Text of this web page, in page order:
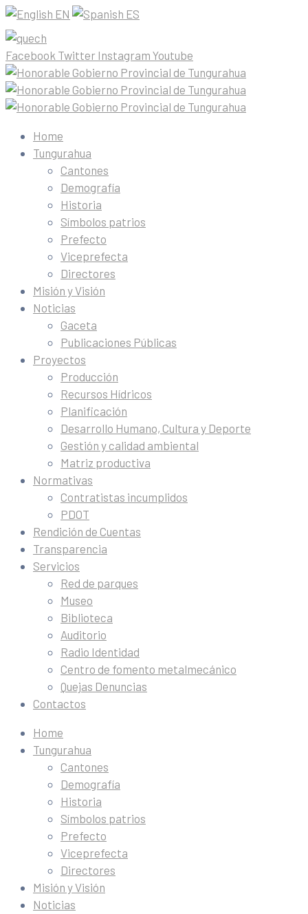
EN ES
Facebook Twitter Instagram Youtube
Home
Tungurahua
Cantones
Demografía
Historia
Símbolos patrios
Prefecto
Viceprefecta
Directores
Misión y Visión
Noticias
Gaceta
Publicaciones Públicas
Proyectos
Producción
Recursos Hídricos
Planificación
Desarrollo Humano, Cultura y Deporte
Gestión y calidad ambiental
Matriz productiva
Normativas
Contratistas incumplidos
PDOT
Rendición de Cuentas
Transparencia
Servicios
Red de parques
Museo
Biblioteca
Auditorio
Radio Identidad
Centro de fomento metalmecánico
Quejas Denuncias
Contactos
Home
Tungurahua
Cantones
Demografía
Historia
Símbolos patrios
Prefecto
Viceprefecta
Directores
Misión y Visión
Noticias